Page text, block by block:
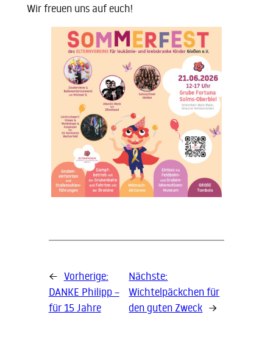
Wir freuen uns auf euch!
← Vorherige:
DANKE Philipp –
für 15 Jahre
Nächste:
Wichtelpäckchen für
den guten Zweck →